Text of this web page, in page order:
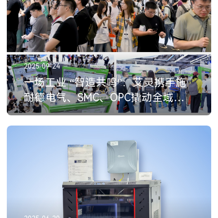
2025-09-24
一场工业 “智造共鸣”：艾灵携手施
耐德电气、SMC、OPC撬动全域智
造升级